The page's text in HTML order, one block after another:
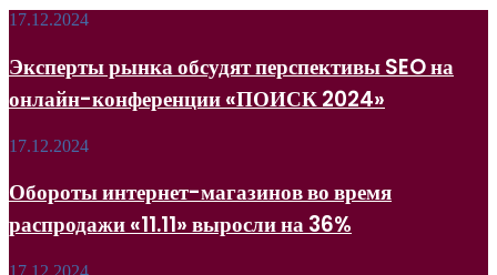
Эксперты
обсудят
перспективы
SEO
онлайн-
конференции
2024»
17.12.2024
Эксперты рынка обсудят перспективы SEO на
онлайн-конференции «ПОИСК 2024»
Обороты
магазинов
во
время
«11.11»
17.12.2024
Обороты интернет-магазинов во время
распродажи «11.11» выросли на 36%
Яндекс
17.12.2024